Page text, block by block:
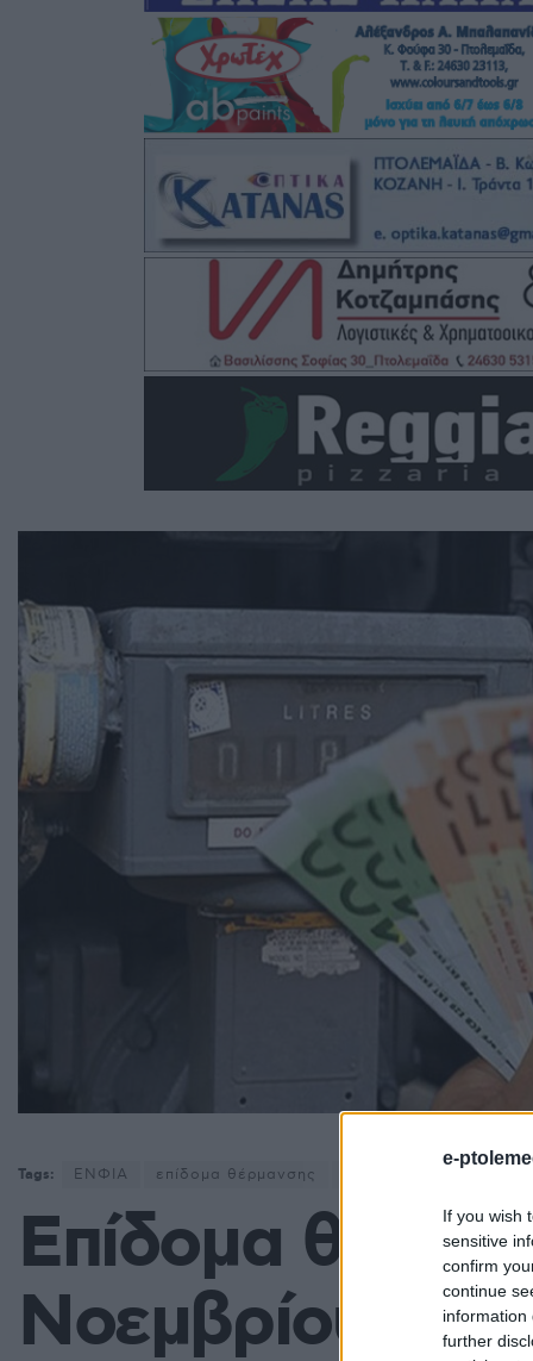
e-
If you wish
sensitive
confirm
continue
information
further
Tags: ΕΝΦΙΑ επίδομα θέρμανσης
Επίδομα
Νοεμβρίου θα